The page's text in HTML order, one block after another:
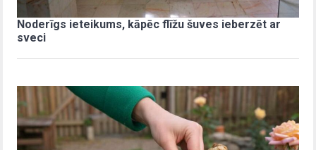
Noderīgs ieteikums, kāpēc flīžu šuves ieberzēt ar
sveci